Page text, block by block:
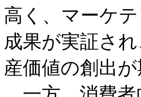
高く、マーケ
成果が実証さ
産価値の創出